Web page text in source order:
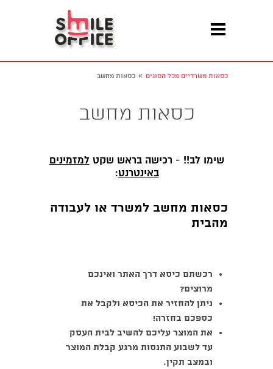
כסאות משרדיים מכל הסוגים » כסאות מחשב
כסאות מחשב
שימו לב!! - רכישה בראש שקטלמזמינים
באינטרנט:
כסאות מחשב למשרד או לעבודה
מהבית
רכשתם כיסא דרך האתר ואינכם
מרוצים?
ניתן להחזיר את הכיסא ולקבל את
כספכם בחזרה!
את המוצר עליכם להשיב לבית העסק
עד לשבוע התנסות מרגע קבלת המוצר
ובמצב תקין.